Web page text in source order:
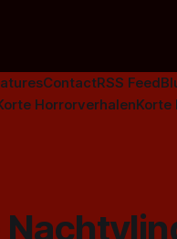
ContactRSS Feed
HorrorverhalenKorte